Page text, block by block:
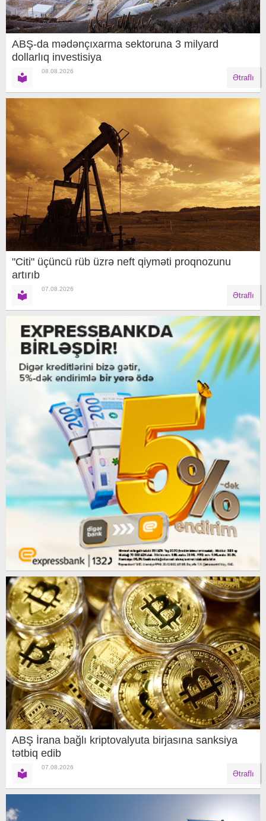
ABŞ-da mədənçıxarma sektoruna 3 milyard
dollarlıq investisiya
08.08.2026
Ətraflı
"Citi" üçüncü rüb üzrə neft qiyməti proqnozunu
artırıb
07.08.2026
Ətraflı
ABŞ İrana bağlı kriptovalyuta birjasına sanksiya
tətbiq edib
07.08.2026
Ətraflı